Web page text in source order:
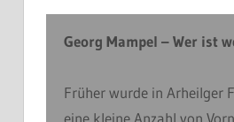
Georg Mampel – Wer ist
Früher wurde in Arheilger